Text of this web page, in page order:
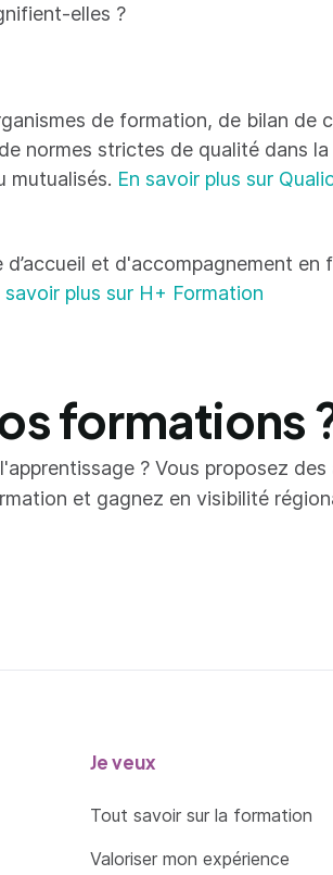
elles ?
de formation, de bilan de
normes strictes de qualité dans
mutualisés. En savoir plus sur
et d'accompagnement
savoir plus sur H+ Formation
formations
? Vous proposez
et gagnez en visibilité
Je veux
Tout savoir sur la formation
Valoriser mon expérience